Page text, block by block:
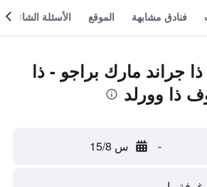
فنادق مشابهة الموقع الأسئلة الشائعة
جراند مارك براجو - ذا
ذا وورلد
- س 15/8